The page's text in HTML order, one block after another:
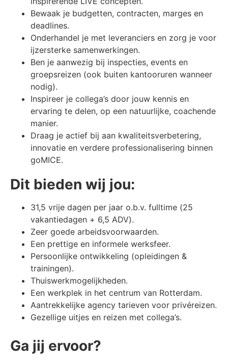
Bewaak je budgetten, contracten, marges en
deadlines.
Onderhandel je met leveranciers en zorg je voor
ijzersterke samenwerkingen.
Ben je aanwezig bij inspecties, events en
groepsreizen (ook buiten kantooruren wanneer
nodig).
Inspireer je collega’s door jouw kennis en
ervaring te delen, op een natuurlijke, coachende
manier.
Draag je actief bij aan kwaliteitsverbetering,
innovatie en verdere professionalisering binnen
goMICE.
Dit bieden wij jou:
31,5 vrije dagen per jaar o.b.v. fulltime (25
vakantiedagen + 6,5 ADV).
Zeer goede arbeidsvoorwaarden.
Een prettige en informele werksfeer.
Persoonlijke ontwikkeling (opleidingen &
trainingen).
Thuiswerkmogelijkheden.
Een werkplek in het centrum van Rotterdam.
Aantrekkelijke agency tarieven voor privéreizen.
Gezellige uitjes en reizen met collega’s.
Ga jij ervoor?